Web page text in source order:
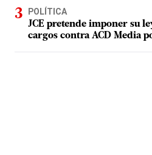
POLÍTICA
JCE pretende imponer su
cargos contra ACD Media